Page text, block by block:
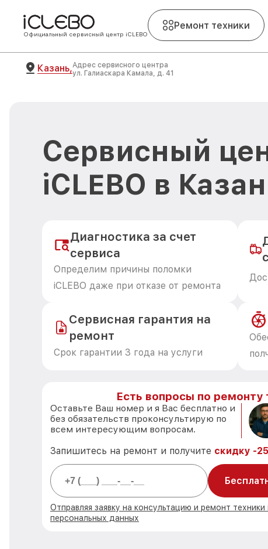
Официальный сервисный центр iCLEBO
Ремонт техники
Казань,Адрес сервисного центра
ул. Галиаскара Камала, д. 41
Сервисный
iCLEBO в
Диагностика за счет
сервиса
Определим причины поломки
iCLEBO даже при отказе от ремонта
Сервисная гарантия на
ремонт
Срок гарантии 3 года на услуги
Есть вопросы по ремонту
Оставьте Ваш номер и я Вас бесплатно и
без обязательств проконсультирую по
всем интересующим вопросам.
Запишитесь на ремонт и получите скидку -
Отправляя заявку на консультацию и ремонт
персональных данных